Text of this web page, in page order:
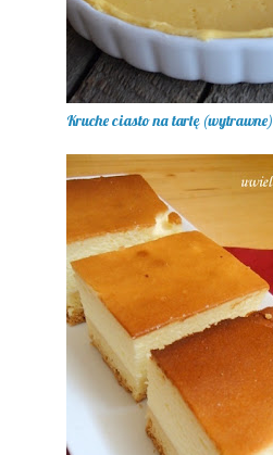
Kruche ciasto na tartę (wytrawne)